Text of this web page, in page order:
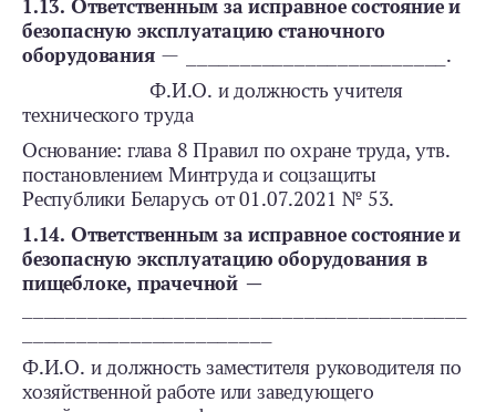
1.13. Ответственным за исправное состояние и
безопасную эксплуатацию станочного
оборудования— ________________________.
Ф.И.О. и должность учителя
технического труда
Основание: глава 8 Правил по охране труда, утв.
постановлением Минтруда и соцзащиты
Республики Беларусь от 01.07.2021 № 53.
1.14. Ответственным за исправное состояние и
безопасную эксплуатацию оборудования в
пищеблоке, прачечной —
Ф.И.О. и должность заместителя руководителя по
хозяйственной работе или заведующего